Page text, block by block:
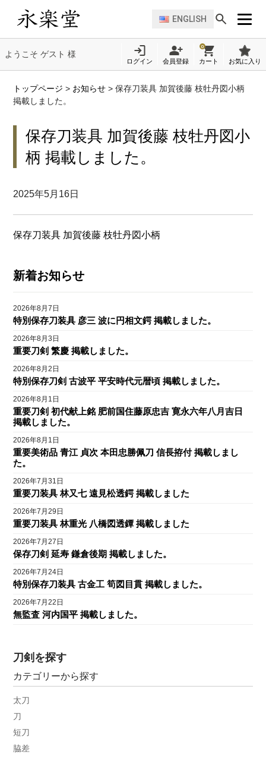
ENGLISH
ようこそ ゲスト 様
ログイン 会員登録
0
カート お気に入り
トップページ > お知らせ >保存刀装具 加賀後藤 枝牡丹図小柄
掲載しました。
保存刀装具 加賀後藤 枝牡丹図小
柄 掲載しました。
2025年5月16日
保存刀装具 加賀後藤 枝牡丹図小柄
新着お知らせ
2026年8月7日
特別保存刀装具 彦三 波に円相文鍔 掲載しました。
2026年8月3日
重要刀剣 繁慶 掲載しました。
2026年8月2日
特別保存刀剣 古波平 平安時代元暦頃 掲載しました。
2026年8月1日
重要刀剣 初代献上銘 肥前国住藤原忠吉 寛永六年八月吉日
掲載しました。
2026年8月1日
重要美術品 青江 貞次 本田忠勝佩刀 信長拵付 掲載しまし
た。
2026年7月31日
重要刀装具 林又七 遠見松透鍔 掲載しました
2026年7月29日
重要刀装具 林重光 八橋図透鐔 掲載しました
2026年7月27日
保存刀剣 延寿 鎌倉後期 掲載しました。
2026年7月24日
特別保存刀装具 古金工 筍図目貫 掲載しました。
2026年7月22日
無監査 河内国平 掲載しました。
刀剣を探す
カテゴリーから探す
太刀
刀
短刀
脇差